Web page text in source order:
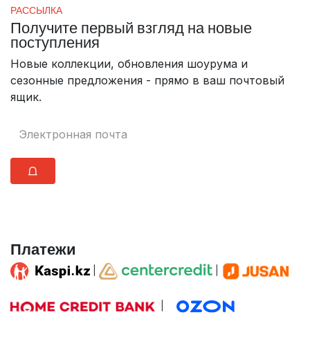
РАССЫЛКА
Получите первый взгляд на новые
поступления
Новые коллекции, обновления шоурума и
сезонные предложения - прямо в ваш почтовый
ящик.
⩍
Платежи
| |
|